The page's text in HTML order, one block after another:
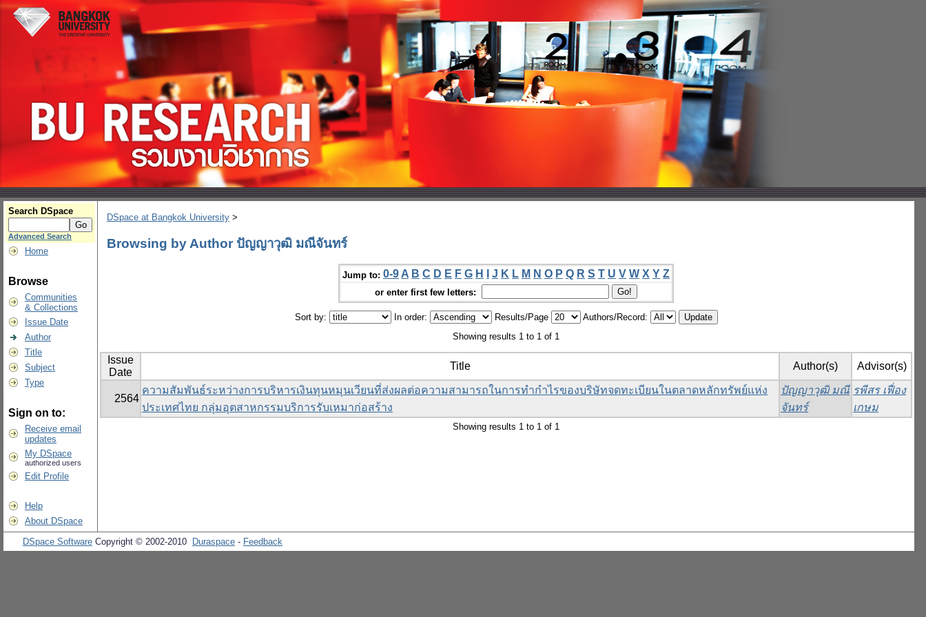
Search DSpace
Advanced Search
Home
Browse
Communities
& Collections
Issue Date
Author
Title
Subject
Type
Sign on to:
Receive email
updates
My DSpace
authorized users
Edit Profile
Help
About DSpace
DSpace at Bangkok University >
Browsing by Author ปัญญาวุฒิ มณีจันทร์
Jump to: 0-9 A B C D E F G H J K L M N O P Q R S T U V W X Y Z
or enter first few letters:
Sort by: In order: Results/Page
Authors/Record:
Showing results 1 to 1 of 1
Issue
Date
Title Author(s) Advisor(s)
2564
ความสัมพันธ์ระหว่างการบริหารเงินทุนหมุนเวียนที่ส่งผลต่อความสามารถในการทำกำไรของบริษัทจดทะเบียนในตลาดหลักทรัพย์แห่ง
ประเทศไทย กลุ่มอุตสาหกรรมบริการรับเหมาก่อสร้าง
ปัญญาวุฒิ มณี
จันทร์
รพีสร เฟื่อง
เกษม
Showing results 1 to 1 of 1
DSpace Software Copyright © 2002-2010 Duraspace - Feedback